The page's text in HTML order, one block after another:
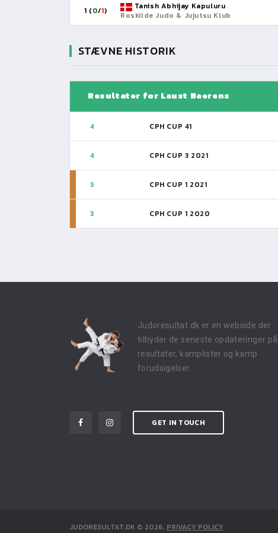
1 (0/1)
Tanish Abhijay Kapuluru
Roskilde Judo & Jujutsu Klub
STÆVNE HISTORIK
Resultater for Laust Baerens
4 CPH CUP 41
4 CPH CUP 3 2021
3 CPH CUP 1 2021
3 CPH CUP 1 2020
Judoresultat.dk er en webside der
tilbyder de seneste opdateringer
resultater, kamplister og kamp
forudsigelser.
GET IN TOUCH
JUDORESULTAT.DK © 2026. PRIVACY POLICY